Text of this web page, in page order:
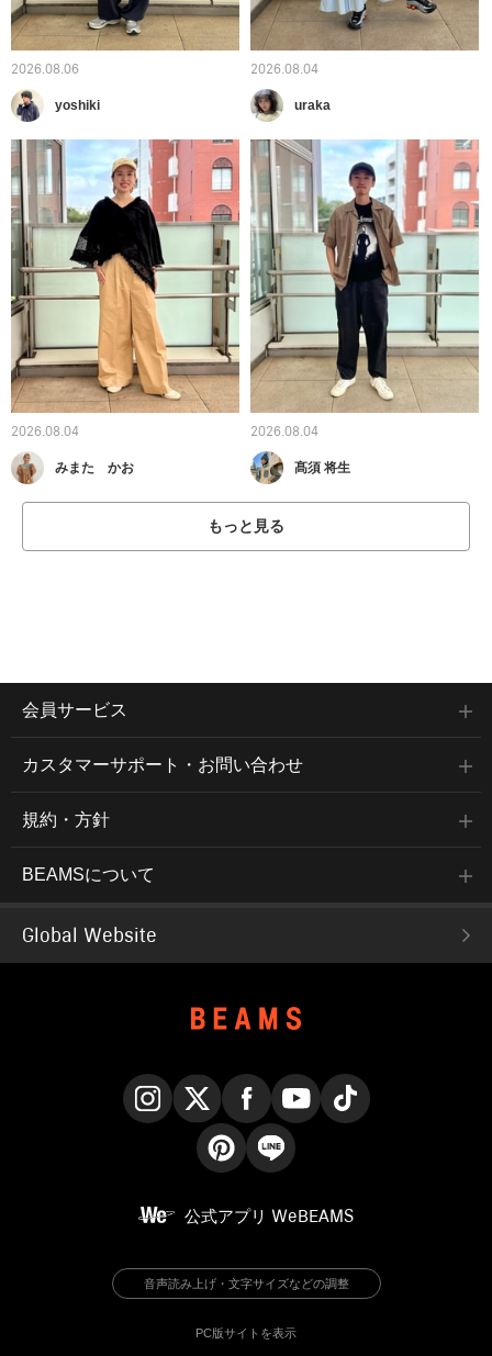
2026.08.06
yoshiki
2026.08.04
uraka
2026.08.04
みまた かお
2026.08.04
髙須 将生
もっと見る
会員サービス
カスタマーサポート・お問い合わせ
規約・方針
BEAMSについて
Global Website
公式アプリ WeBEAMS
音声読み上げ・文字サイズなどの調整
PC版サイトを表示